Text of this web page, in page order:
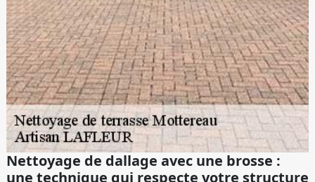
Nettoyage de dallage avec une brosse :
une technique qui respecte votre structure